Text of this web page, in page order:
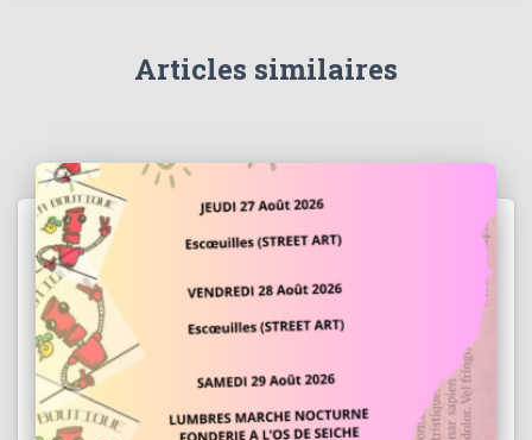
Articles similaires